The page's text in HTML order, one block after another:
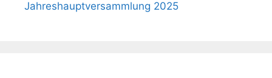
Jahreshauptversammlung 2025